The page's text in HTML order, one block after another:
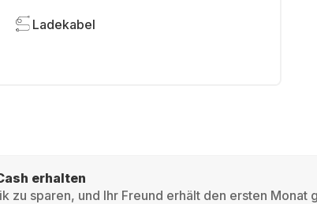
Ladekabel
erhalten
zu sparen, und Ihr Freund erhält den ersten Monat